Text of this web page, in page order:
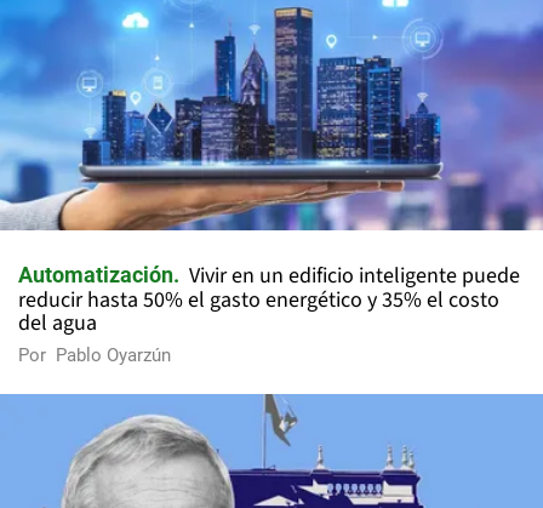
Automatización
Vivir en un edificio inteligente puede
reducir hasta 50% el gasto energético y 35% el costo
del agua
Por Pablo Oyarzún